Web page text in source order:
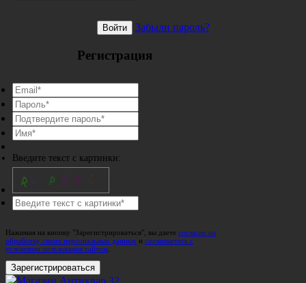
Войти Забыли пароль?
Регистрация
Введите текст с картинки:
Нажимая на кнопку "Зарегистрироваться", вы даете согласие на
обработку своих персональных данных и соглашаетесь с
условиями пользования сайтом
Зарегистрироваться